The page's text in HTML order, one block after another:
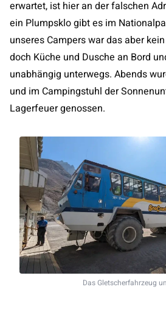
erwartet, ist hier an der falschen
ein Plumpsklo gibt es im
unseres Campers war das aber
doch Küche und Dusche an Bord
unabhängig unterwegs. Abends
und im Campingstuhl der
Lagerfeuer genossen.
Das Gletscherfahrzeug